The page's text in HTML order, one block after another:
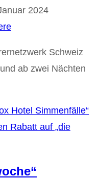
2024
Schweiz
ab zwei Nächten
Hotel Simmenfälle“